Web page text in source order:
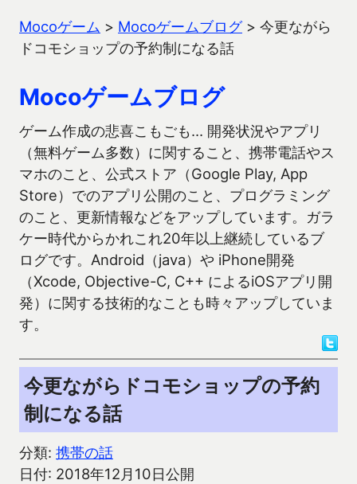
Mocoゲーム > Mocoゲームブログ> 今更ながら
ドコモショップの予約制になる話
Mocoゲームブログ
ゲーム作成の悲喜こもごも… 開発状況やアプリ
（無料ゲーム多数）に関すること、携帯電話やス
マホのこと、公式ストア（Google Play, App
Store）でのアプリ公開のこと、プログラミング
のこと、更新情報などをアップしています。ガラ
ケー時代からかれこれ20年以上継続しているブ
ログです。Android（java）や iPhone開発
（Xcode, Objective-C, C++ によるiOSアプリ開
発）に関する技術的なことも時々アップしていま
す。
今更ながらドコモショップの予約
制になる話
分類: 携帯の話
日付: 2018年12月10日公開